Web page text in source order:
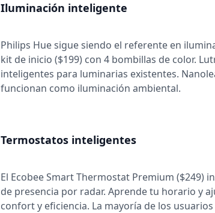
Iluminación inteligente
Philips Hue sigue siendo el referente en
kit de inicio ($199) con 4 bombillas de color.
inteligentes para luminarias existentes.
funcionan como iluminación ambiental.
Termostatos inteligentes
El Ecobee Smart Thermostat Premium ($249)
de presencia por radar. Aprende tu horario y
confort y eficiencia. La mayoría de los